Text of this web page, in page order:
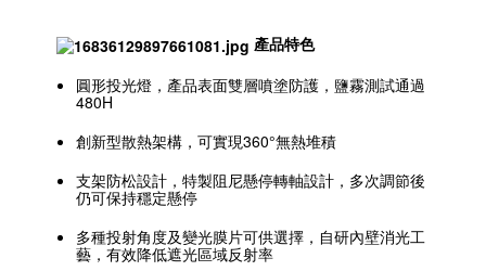
產品特色
圓形投光燈，產品表面雙層噴塗防護，鹽霧測試通過
480H
創新型散熱架構，可實現360°無熱堆積
支架防松設計，特製阻尼懸停轉軸設計，多次調節後
仍可保持穩定懸停
多種投射角度及變光膜片可供選擇，自研內壁消光工
藝，有效降低遮光區域反射率